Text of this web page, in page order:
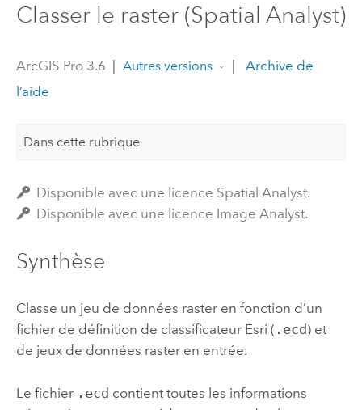
Classer le raster (Spatial Analyst)
ArcGIS Pro 3.6 Autres versions
Archive de
l’aide
Dans cette rubrique
Disponible avec une licence Spatial Analyst.
Disponible avec une licence Image Analyst.
Synthèse
Classe un jeu de données raster en fonction d’un
fichier de définition de classificateur Esri ( .ecd ) et
de jeux de données raster en entrée.
Le fichier .ecd contient toutes les informations